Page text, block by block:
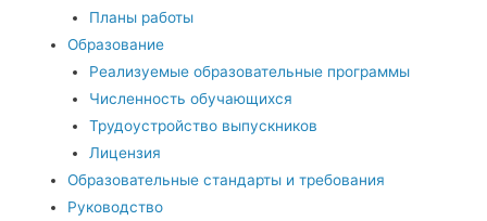
Планы работы
Образование
Реализуемые образовательные программы
Численность обучающихся
Трудоустройство выпускников
Лицензия
Образовательные стандарты и требования
Руководство